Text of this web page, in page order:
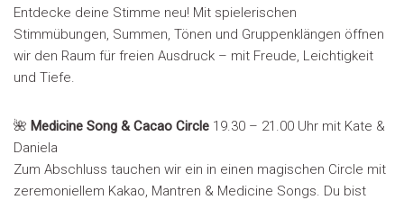
Entdecke deine Stimme neu! Mit spielerischen
Stimmübungen, Summen, Tönen und Gruppenklängen öffnen
wir den Raum für freien Ausdruck – mit Freude, Leichtigkeit
und Tiefe.
🌺 Medicine Song & Cacao Circle 19.30 – 21.00 Uhr mit Kate &
Daniela
Zum Abschluss tauchen wir ein in einen magischen Circle mit
zeremoniellem Kakao, Mantren & Medicine Songs. Du bist